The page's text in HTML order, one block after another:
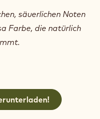
säuerlichen Noten
Farbe, die natürlich